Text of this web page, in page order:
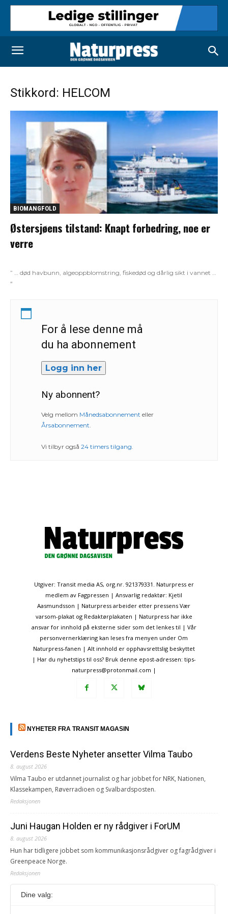
Stikkord: HELCOM
BIOMANGFOLD
Østersjøens tilstand: Knapt forbedring, noe er
verre
” … død havbunn, algeoppblomstring, fiskedød og dårlig sikt i vannet …
“
For å lese denne må
du ha abonnement
Logg inn her
Ny abonnent?
Velg mellom Månedsabonnement eller
Årsabonnement
Vi tilbyr også 24 timers tilgang
Utgiver: Transit media AS, org.nr. 921379331. Naturpress er
medlem av Fagpressen | Ansvarlig redaktør: Kjetil
Aasmundsson | Naturpress arbeider etter pressens Vær
varsom-plakat og Redaktørplakaten | Naturpress har ikke
ansvar for innhold på eksterne sider som det lenkes til | Vår
personvernerklæring kan leses fra menyen under Om
Naturpress-fanen | Alt innhold er opphavsrettslig beskyttet
| Har du nyhetstips til oss? Bruk denne epost-adressen: tips-
naturpress@protonmail.com |
NYHETER FRA TRANSIT MAGASIN
Verdens Beste Nyheter ansetter Vilma Taubo
8. august 2026
Vilma Taubo er utdannet journalist og har jobbet for NRK, Nationen,
Klassekampen, Røverradioen og Svalbardsposten.
Redaksjonen
Juni Haugan Holden er ny rådgiver i ForUM
8. august 2026
Hun har tidligere jobbet som kommunikasjonsrådgiver og fagrådgiver i
Greenpeace Norge.
Redaksjonen
Journalist fra Vietnam idømt 7 års fengsel
Dine valg: